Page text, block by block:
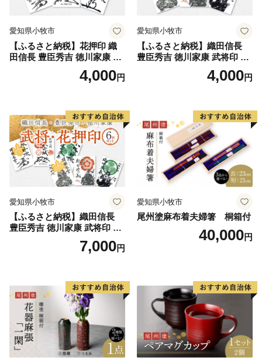
型のまちづくり」、「住民参加型のまちづくり」を基本
住んでいる人も訪れる人も心の豊かさ実感できる魅力と
活力のあるまちづくりを目指しています。
愛知県小牧市
【ふるさと納税】花押印 織
田信長 豊臣秀吉 徳川家康 3
枚 セット 戦国 武将 小牧山城
墨絵 龍画師 書道アーティス
牧市 お取り寄せ 送料無料
4,000円
愛知県小牧市
【ふるさと納税】織田信長
豊臣秀吉 徳川家康 武将印 3
枚 セット イラスト 戦国 武将
小牧山城 墨絵 龍画師 書道ア
愛知県 小牧市 お取り寄せ 送
料無料
4,000円
愛知県小牧市
【ふるさと納税】織田信長
豊臣秀吉 徳川家康 武将印 花
押印 6枚 セット イラスト 戦
国 武将 小牧山城 墨絵 龍画師
グッズ 愛知県 小牧市 お取り
寄せ 送料無料
7,000円
愛知県小牧市
尾州塗麻布着夫婦箸 桐箱付
40,000円